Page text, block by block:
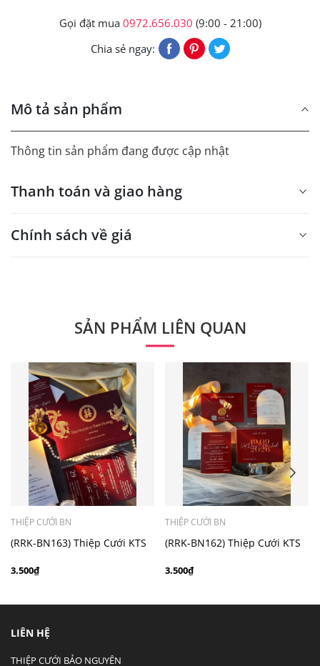
Gọi đặt mua 0972.656.030 (9:00 - 21:00)
Chia sẻ ngay:
Mô tả sản phẩm
Thông tin sản phẩm đang được cập nhật
Thanh toán và giao hàng
Chính sách về giá
Quý khách vui lòng liên hệ để có thông tin chính xác.
- Mẫu dưới 3000 giá chưa bao gồm bản đồ, quý khách
có nhu cầu in bản đồ sẽ có mức phí 300 - 500 đồng 1
thiệp tuỳ chất liệu.
SẢN PHẨM LIÊN QUAN
THIỆP CƯỚI BN
(RRK-BN163) Thiệp Cưới KTS
3.500₫
THIỆP CƯỚI BN
(RRK-BN162) Thiệp Cưới KTS
3.500₫
LIÊN HỆ
THIỆP CƯỚI BẢO NGUYÊN